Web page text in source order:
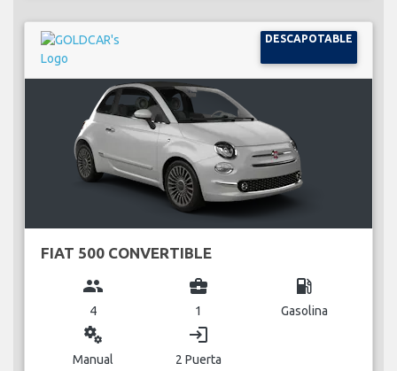
DESCAPOTABLE
FIAT 500 CONVERTIBLE
group
4
business_center
1
local_gas_station
Gasolina
miscellaneous_services
Manual
login
2 Puerta